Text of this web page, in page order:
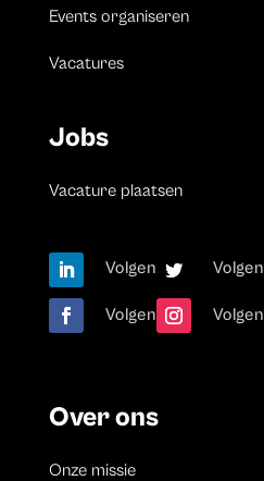
Events organiseren
Vacatures
Jobs
Vacature plaatsen
Volgen Volgen
Volgen Volgen
Over ons
Onze missie